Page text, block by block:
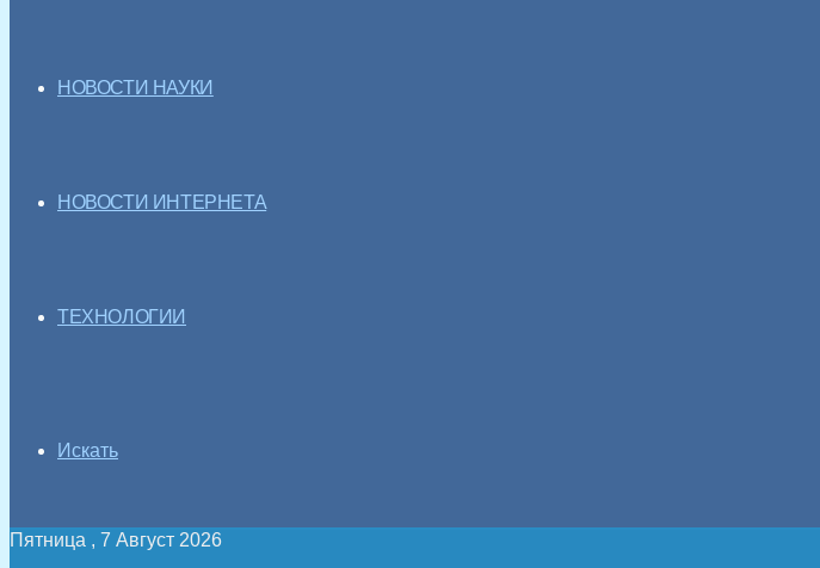
НОВОСТИ НАУКИ
НОВОСТИ ИНТЕРНЕТА
ТЕХНОЛОГИИ
Искать
Пятница , 7 Август 2026